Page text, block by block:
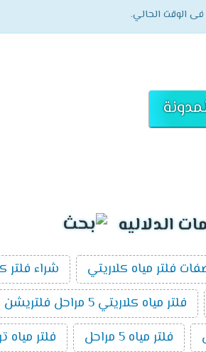
فى الوقت الحالي.
الدلاليه
فلتر مياه كلاريتي شراء فلتر
فلتر مياه كلاريتي 5 مراحل فلتريشن
فلتر مياه 5 مراحل فلتر مياه